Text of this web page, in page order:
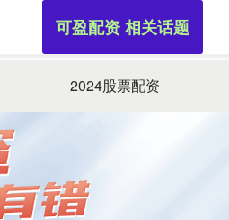
2024股票配资
可盈配资 相关话题